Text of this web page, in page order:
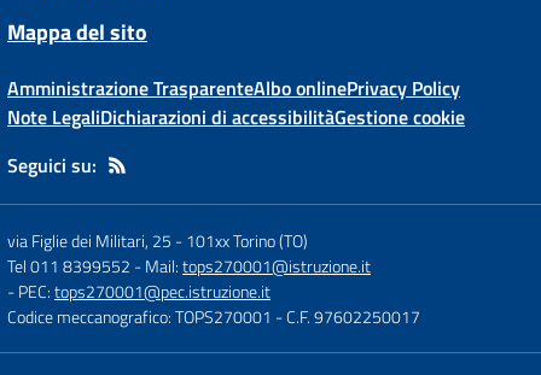
Mappa del sito
Amministrazione TrasparenteAlbo onlinePrivacy Policy
Note LegaliDichiarazioni di accessibilitàGestione cookie
Seguici su:
via Figlie dei Militari, 25 -101xx Torino (TO)
Tel 011 8399552 - Mail:tops270001@istruzione.it
- PEC:tops270001@pec.istruzione.it
Codice meccanografico: TOPS270001 - C.F. 97602250017